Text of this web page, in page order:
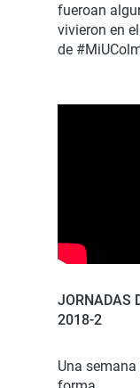
fueroan
vivieron en
de
JORNADAS
2018-2
Una